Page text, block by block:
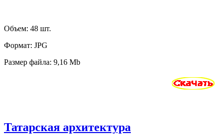
Объем: 48 шт.
Формат: JPG
Размер файла: 9,16 Mb
Татарская архитектура